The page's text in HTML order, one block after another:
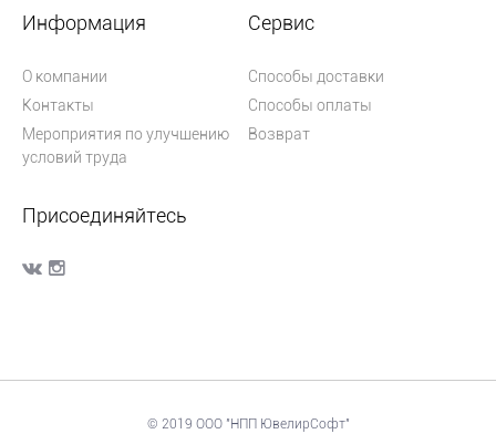
Информация
О компании
Контакты
Мероприятия по улучшению
условий труда
Сервис
Способы доставки
Способы оплаты
Возврат
Присоединяйтесь
© 2019 ООО "НПП ЮвелирСофт"